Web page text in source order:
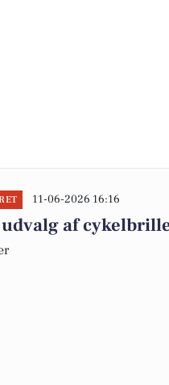
11-06-2026 16:16
udvalg af